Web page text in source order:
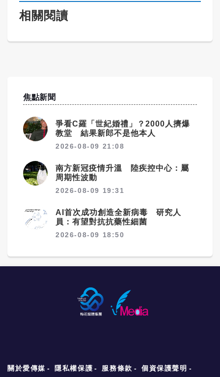
相關閱讀
焦點新聞
爭看C羅「世紀婚禮」？2000人擠爆
教堂 結果新郎不是他本人
2026-08-09 21:08
南方新冠疫情升溫 陸疾控中心：屬
周期性波動
2026-08-09 19:31
AI首次成功創造全新病毒 研究人
員：有望對抗抗藥性細菌
2026-08-09 18:50
關於愛傳媒 隱私權保護 服務條款 個資保護聲明